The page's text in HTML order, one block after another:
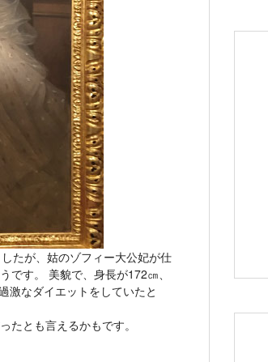
たが、姑のゾフィー大公妃が仕
す。 美貌で、身長が172㎝、
激なダイエットをしていたと
たとも言えるかもです。